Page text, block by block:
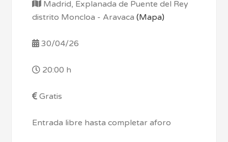
Madrid, Explanada de Puente del Rey
distrito Moncloa - Aravaca(Mapa)
30/04/26
20:00 h
Gratis
Entrada libre hasta completar aforo